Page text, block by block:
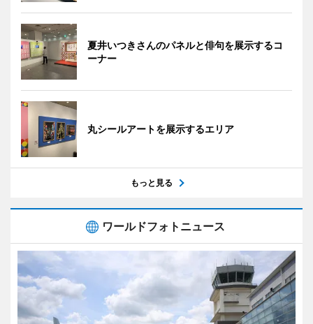
夏井いつきさんのパネルと俳句を展示するコ
ーナー
丸シールアートを展示するエリア
もっと見る
ワールドフォトニュース